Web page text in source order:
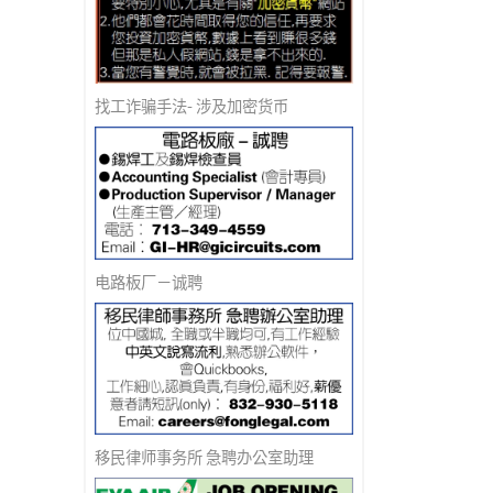
找工诈骗手法- 涉及加密货币
电路板厂－诚聘
移民律师事务所 急聘办公室助理